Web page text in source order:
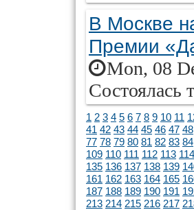
В Москве
Премии
Mon, 08
Состоялась
1 2 3 4 5 6 7 8 9 10 11
41 42 43 44 45 46 47 48
77 78 79 80 81 82 83 84
109 110 111 112 113 114
135 136 137 138 139
161 162 163 164 165
187 188 189 190 191
213 214 215 216 217